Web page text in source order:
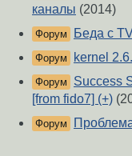
каналы (2014)
Форум Беда с
Форум kernel
Форум
Success
[from fido7] (+)
Форум